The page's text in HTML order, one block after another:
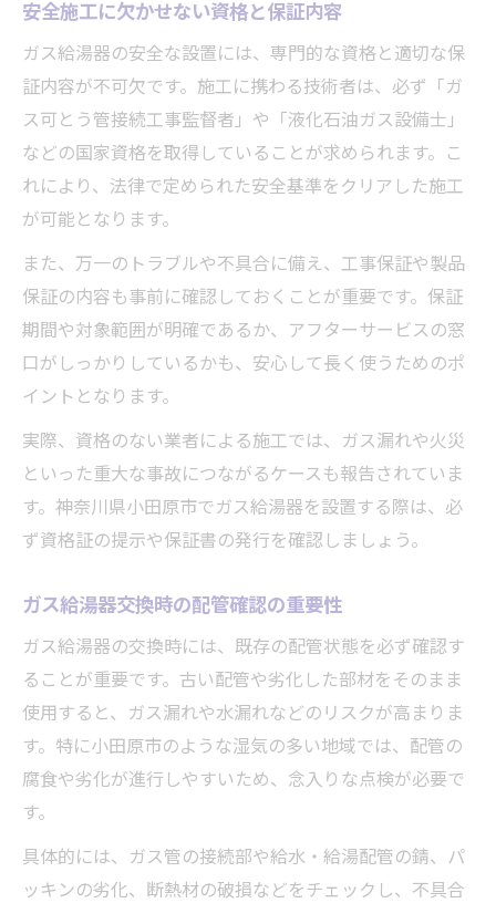
安全施工に欠かせない資格と保証内容
ガス給湯器の安全な設置には、専門的な資格と適切な保
証内容が不可欠です。施工に携わる技術者は、必ず「ガ
ス可とう管接続工事監督者」や「液化石油ガス設備士」
などの国家資格を取得していることが求められます。こ
れにより、法律で定められた安全基準をクリアした施工
が可能となります。
また、万一のトラブルや不具合に備え、工事保証や製品
保証の内容も事前に確認しておくことが重要です。保証
期間や対象範囲が明確であるか、アフターサービスの窓
口がしっかりしているかも、安心して長く使うためのポ
イントとなります。
実際、資格のない業者による施工では、ガス漏れや火災
といった重大な事故につながるケースも報告されていま
す。神奈川県小田原市でガス給湯器を設置する際は、必
ず資格証の提示や保証書の発行を確認しましょう。
ガス給湯器交換時の配管確認の重要性
ガス給湯器の交換時には、既存の配管状態を必ず確認す
ることが重要です。古い配管や劣化した部材をそのまま
使用すると、ガス漏れや水漏れなどのリスクが高まりま
す。特に小田原市のような湿気の多い地域では、配管の
腐食や劣化が進行しやすいため、念入りな点検が必要で
す。
具体的には、ガス管の接続部や給水・給湯配管の錆、パ
ッキンの劣化、断熱材の破損などをチェックし、不具合